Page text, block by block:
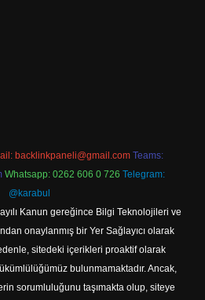
backlinkpaneli@gmail.com Teams:
Whatsapp: 0262 606 0 726 Telegram:
@karabul
Kanun gereğince Bilgi Teknolojileri ve
onaylanmış bir Yer Sağlayıcı olarak
sitedeki içerikleri proaktif olarak
bulunmamaktadır. Ancak,
sorumluluğunu taşımakta olup, siteye